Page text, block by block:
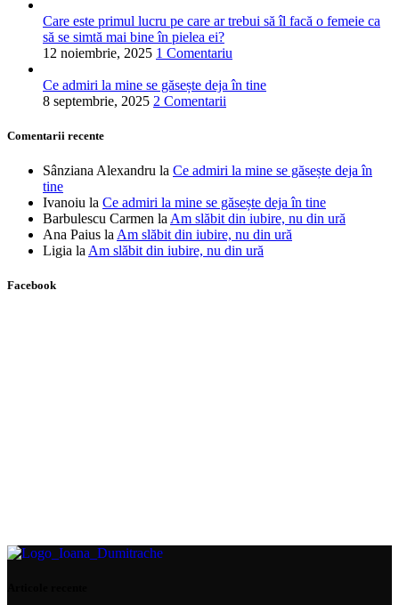
Care este primul lucru pe care ar trebui să îl facă o femeie ca
să se simtă mai bine în pielea ei?
12 noiembrie, 2025 1 Comentariu
Ce admiri la mine se găsește deja în tine
8 septembrie, 2025 2 Comentarii
Comentarii recente
Sânziana Alexandru la Ce admiri la mine se găsește deja în
tine
Ivanoiu la Ce admiri la mine se găsește deja în tine
Barbulescu Carmen la Am slăbit din iubire, nu din ură
Ana Paius la Am slăbit din iubire, nu din ură
Ligia la Am slăbit din iubire, nu din ură
Facebook